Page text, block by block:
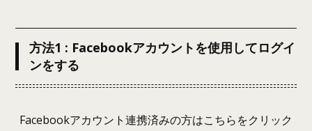
方法1 : Facebookアカウントを使用してログイ
ンをする
Facebookアカウント連携済みの方はこちらをクリック